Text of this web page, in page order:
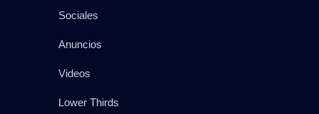
Sociales
Anuncios
Videos
Lower Thirds